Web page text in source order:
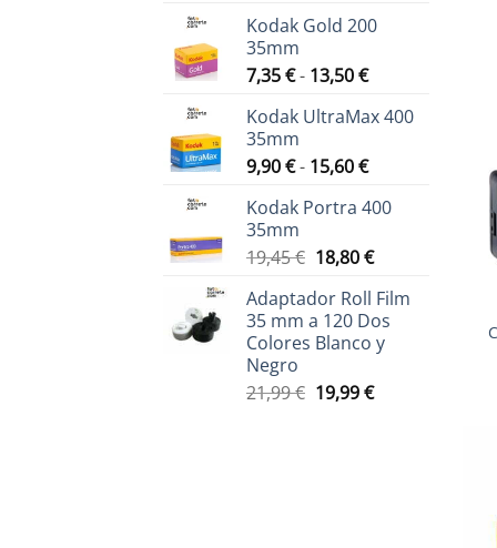
original
14,50 €.
actual
Kodak Gold 200
35mm
7,35€- 13,50€Rango
precios:
7,35 €
13,50 €
Kodak UltraMax 400
35mm
9,90€- 15,60€Rango
precios:
9,90 €
15,60 €
Kodak Portra 400
35mm
19,45€ El
original
era:
19,45 €.
18,80€El
actual
es:
18,80 €.
Adaptador Roll Film
35 mm a 120 Dos
Colores Blanco y
Negro
21,99€ El
19,99€El